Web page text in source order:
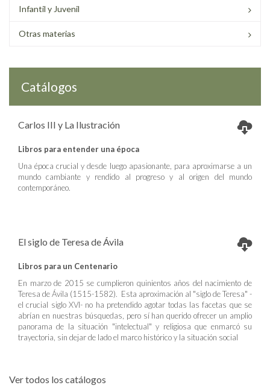
Infantil y Juvenil
Otras materias
Catálogos
Carlos III y La Ilustración
Libros para entender una época
Una época crucial y desde luego apasionante, para aproximarse a un
mundo cambiante y rendido al progreso y al origen del mundo
contemporáneo.
El siglo de Teresa de Ávila
Libros para un Centenario
En marzo de 2015 se cumplieron quinientos años del nacimiento de
Teresa de Ávila (1515-1582). Esta aproximación al "siglo de Teresa" -
el crucial siglo XVI- no ha pretendido agotar todas las facetas que se
abrían en nuestras búsquedas, pero sí han querido ofrecer un amplio
panorama de la situación "intelectual" y religiosa que enmarcó su
trayectoria, sin dejar de lado el marco histórico y la situación social
Ver todos los catálogos